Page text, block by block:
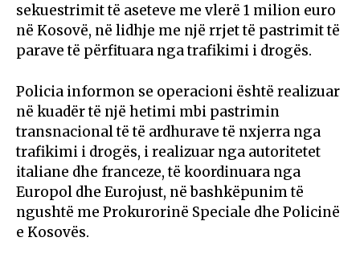
sekuestrimit të aseteve me vlerë 1 milion euro
në Kosovë, në lidhje me një rrjet të pastrimit të
parave të përfituara nga trafikimi i drogës.
Policia informon se operacioni është realizuar
në kuadër të një hetimi mbi pastrimin
transnacional të të ardhurave të nxjerra nga
trafikimi i drogës, i realizuar nga autoritetet
italiane dhe franceze, të koordinuara nga
Europol dhe Eurojust, në bashkëpunim të
ngushtë me Prokurorinë Speciale dhe Policinë
e Kosovës.